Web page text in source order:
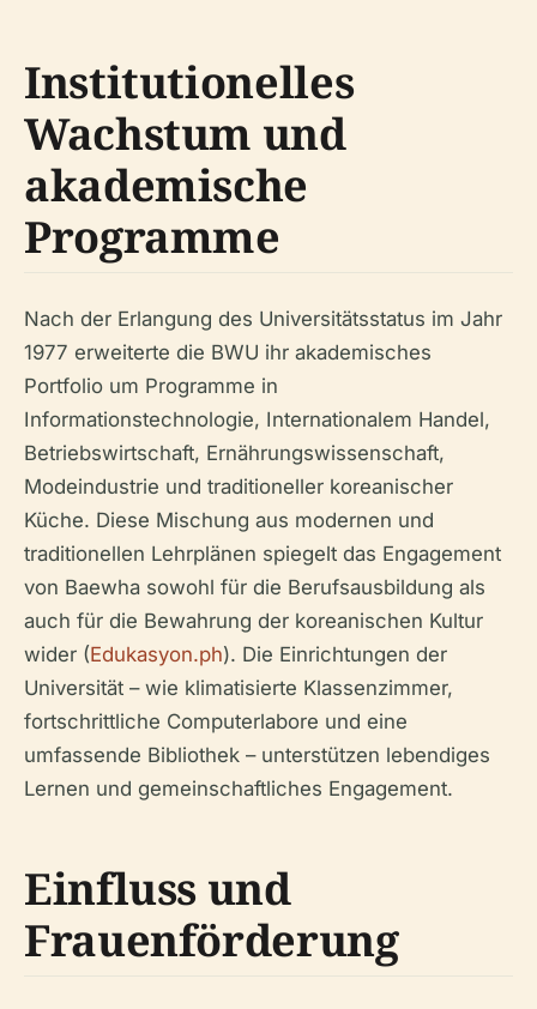
Institutionelles
Wachstum und
akademische
Programme
Nach der Erlangung des Universitätsstatus im Jahr
1977 erweiterte die BWU ihr akademisches
Portfolio um Programme in
Informationstechnologie, Internationalem Handel,
Betriebswirtschaft, Ernährungswissenschaft,
Modeindustrie und traditioneller koreanischer
Küche. Diese Mischung aus modernen und
traditionellen Lehrplänen spiegelt das Engagement
von Baewha sowohl für die Berufsausbildung als
auch für die Bewahrung der koreanischen Kultur
wider (Edukasyon.ph). Die Einrichtungen der
Universität – wie klimatisierte Klassenzimmer,
fortschrittliche Computerlabore und eine
umfassende Bibliothek – unterstützen lebendiges
Lernen und gemeinschaftliches Engagement.
Einfluss und
Frauenförderung